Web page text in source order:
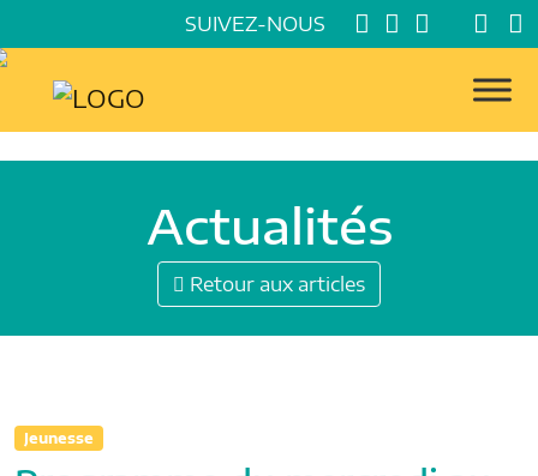
SUIVEZ-NOUS
Actualités
Retour aux articles
Jeunesse